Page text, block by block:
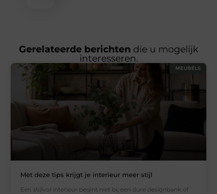
Gerelateerde berichten die u mogelijk
interesseren.
MEUBELS
Met deze tips krijgt je interieur meer stijl
Een stijlvol interieur begint niet bij een dure designbank of